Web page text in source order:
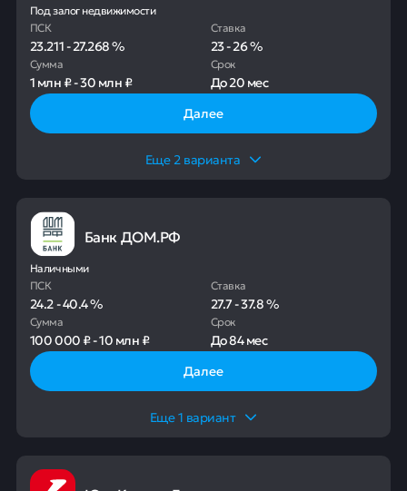
Под залог недвижимости
ПСК
23.211-27.268%
Ставка
23-26%
Сумма
1 млн ₽-30 млн ₽
Срок
До20 мес
Далее
Еще2 варианта
Банк ДОМ.РФ
Наличными
ПСК
24.2-40.4%
Ставка
27.7-37.8%
Сумма
100 000 ₽-10 млн ₽
Срок
До84 мес
Далее
Еще1 вариант